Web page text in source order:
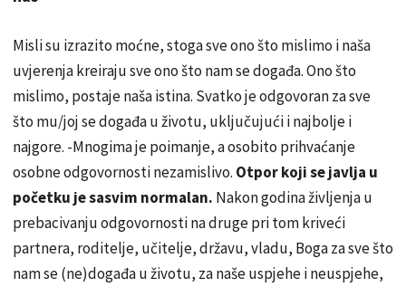
Misli su izrazito moćne, stoga sve ono što mislimo i naša
uvjerenja kreiraju sve ono što nam se događa. Ono što
mislimo, postaje naša istina. Svatko je odgovoran za sve
što mu/joj se događa u životu, uključujući i najbolje i
najgore. -Mnogima je poimanje, a osobito prihvaćanje
osobne odgovornosti nezamislivo. Otpor koji se javlja u
početku je sasvim normalan. Nakon godina življenja u
prebacivanju odgovornosti na druge pri tom kriveći
partnera, roditelje, učitelje, državu, vladu, Boga za sve što
nam se (ne)događa u životu, za naše uspjehe i neuspjehe,